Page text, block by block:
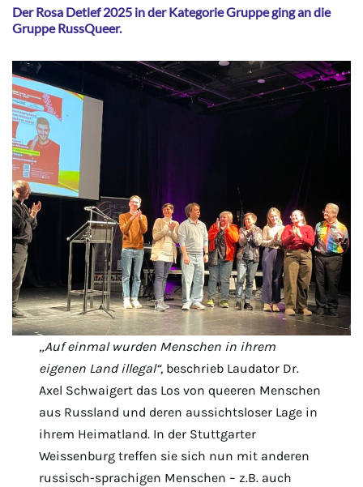
Der Rosa Detlef 2025 in der Kategorie Gruppe ging an die
Gruppe RussQueer.
„Auf einmal wurden Menschen in ihrem
eigenen Land illegal“, beschrieb Laudator Dr.
Axel Schwaigert das Los von queeren Menschen
aus Russland und deren aussichtsloser Lage in
ihrem Heimatland. In der Stuttgarter
Weissenburg treffen sie sich nun mit anderen
russisch-sprachigen Menschen – z.B. auch